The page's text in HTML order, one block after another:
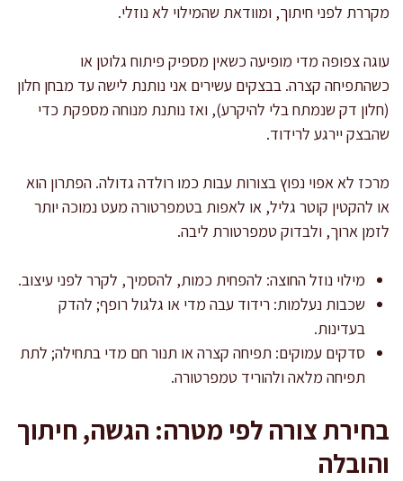
מקררת לפני חיתוך, ומוודאת שהמילוי לא נוזלי.
עוגה צפופה מדי מופיעה כשאין מספיק פיתוח גלוטן או
כשהתפיחה קצרה. בבצקים עשירים אני נותנת לישה עד מבחן חלון
(חלון דק שנמתח בלי להיקרע), ואז נותנת מנוחה מספקת כדי
שהבצק יירגע לרידוד.
מרכז לא אפוי נפוץ בצורות עבות כמו רולדה גדולה. הפתרון הוא
או להקטין קוטר גליל, או לאפות בטמפרטורה מעט נמוכה יותר
לזמן ארוך, ולבדוק טמפרטורת ליבה.
מילוי נוזל החוצה: להפחית כמות, להסמיך, לקרר לפני עיצוב.
שכבות נעלמות: רידוד עבה מדי או גלגול רופף; להדק
בעדינות.
סדקים עמוקים: תפיחה קצרה או תנור חם מדי בתחילה; לתת
תפיחה מלאה ולהוריד טמפרטורה.
בחירת צורה לפי מטרה: הגשה, חיתוך
והובלה